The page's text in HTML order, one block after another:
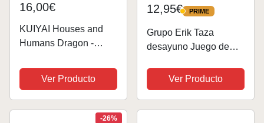
16,00€
KUIYAI Houses and
Humans Dragon -
para juegos de rol,
dragón y dados, regalo
para los amantes de
los videojuegos, Casas
Ver Producto
12,95€ PRIME
PRIME
Grupo Erik Taza
desayuno Juego de
Dragon - Tazas
originales para regalar
Cerámica 350 ml Aptas
Ver Producto
-26%